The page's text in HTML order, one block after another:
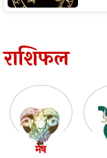
राशिफल
मेष